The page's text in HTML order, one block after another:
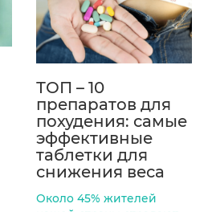
ТОП – 10
препаратов для
похудения: самые
эффективные
таблетки для
снижения веса
Около 45% жителей